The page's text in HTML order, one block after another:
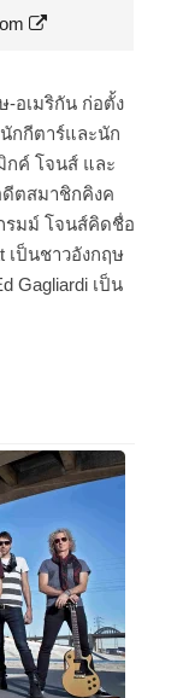
-อเมริกัน ก่อตั้ง
กกีตาร์และนัก
กค์ โจนส์ และ
ตสมาชิกคิงค
รมม์ โจนส์คิดชื่อ
เป็นชาวอังกฤษ
Gagliardi เป็น